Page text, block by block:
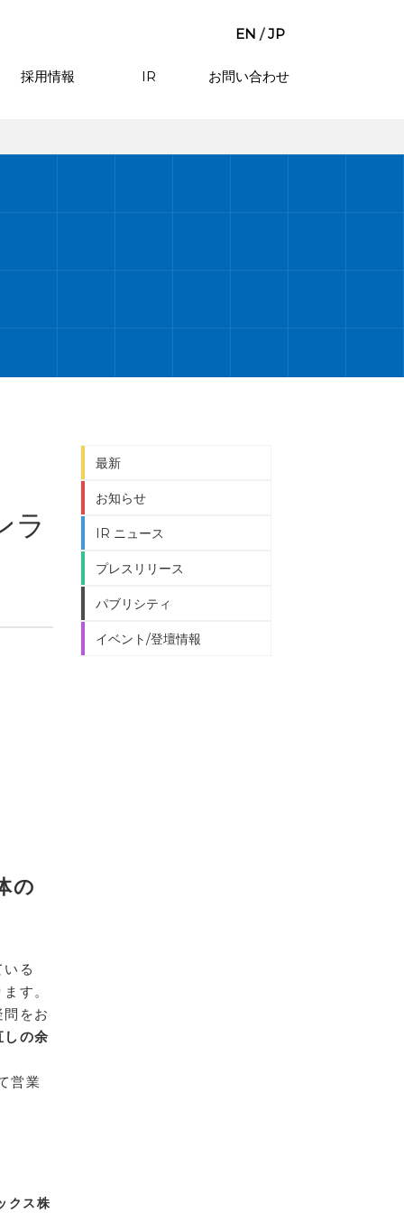
EN /JP
採用情報 IR お問い合わせ
ラ
の
る
す。
問をお
しの余
営業
クス株
最新
お知らせ
IR ニュース
プレスリリース
パブリシティ
イベント/登壇情報